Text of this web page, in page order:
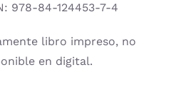
978-84-124453-7-4
libro impreso, no
en digital.